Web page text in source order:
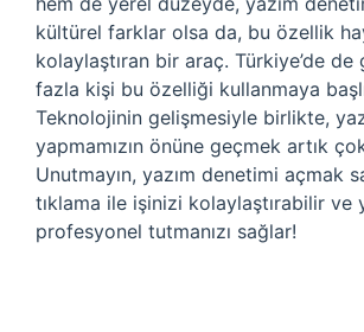
kültürel farklar olsa da, bu özellik
kolaylaştıran bir araç. Türkiye’de
fazla kişi bu özelliği kullanmaya
Teknolojinin gelişmesiyle birlikte,
yapmamızın önüne geçmek artık
Unutmayın, yazım denetimi açmak
tıklama ile işinizi kolaylaştırabilir ve
profesyonel tutmanızı sağlar!